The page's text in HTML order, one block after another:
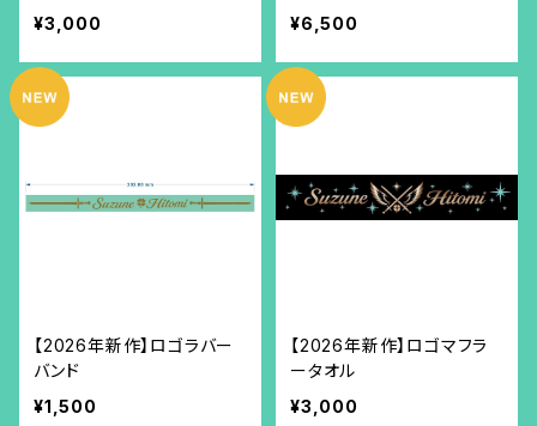
¥3,000
¥6,500
【2026年新作】ロゴラバー
バンド
¥1,500
【2026年新作】ロゴマフラ
ータオル
¥3,000